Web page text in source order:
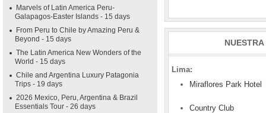
Marvels of Latin America Peru-
Galapagos-Easter Islands - 15 days
From Peru to Chile by Amazing Peru &
Beyond - 15 days
The Latin America New Wonders of the
World - 15 days
Chile and Argentina Luxury Patagonia
Trips - 19 days
2026 Mexico, Peru, Argentina & Brazil
Essentials Tour - 26 days
Lima:
Miraflores Park Hotel
Country Club